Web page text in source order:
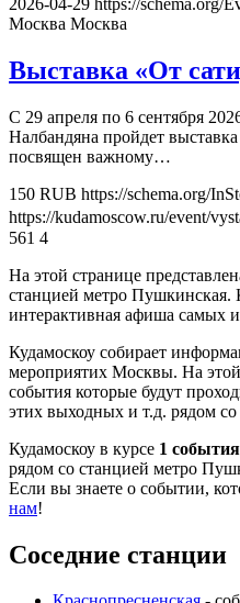
Москва Москва
Выставка «От
С 29 апреля по 6 сентября
Налбандяна пройдет
посвящен важному…
150 RUB https://schema.org/
https://kudamoscow.ru/event/
561 4
На этой странице
станцией метро Пушкинская.
интерактивная афиша самых
Кудамоскоу собирает
мероприятих Москвы. На
события которые будут
этих выходных и т.д. рядом
Кудамоскоу в курсе 1 события
рядом со станцией метро
Если вы знаете о событии,
нам!
Соседние станции